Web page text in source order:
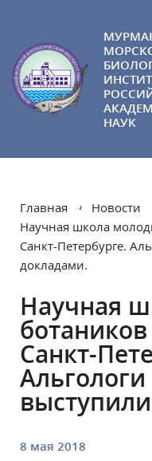
НАУК
Главная
Новости
Научная школа
Санкт-Петербурге.
докладами.
Научная
Санкт-
8 мая 2018